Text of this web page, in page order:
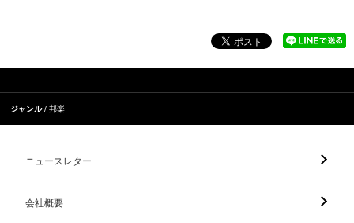
ジャンル 邦楽
ニュースレター
会社概要